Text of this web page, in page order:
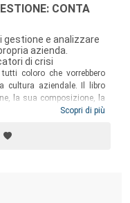
CONTA
gestione e analizzare
azienda.
di crisi
coloro che vorrebbero
cultura aziendale. Il libro
la sua composizione, la
e introduce inoltre, man
di un allegato online
realizzati in excel,
Scopri di più